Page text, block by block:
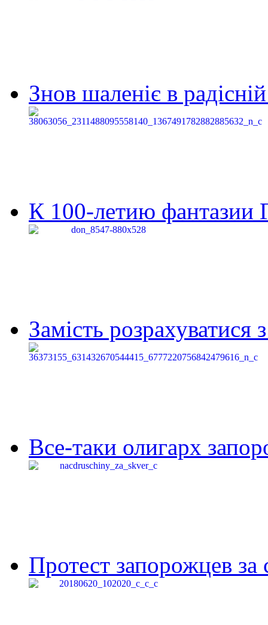
Знов шаленіє в
К 100-летию фантазии
Замість
Все-таки олигарх
Протест запорожцев за